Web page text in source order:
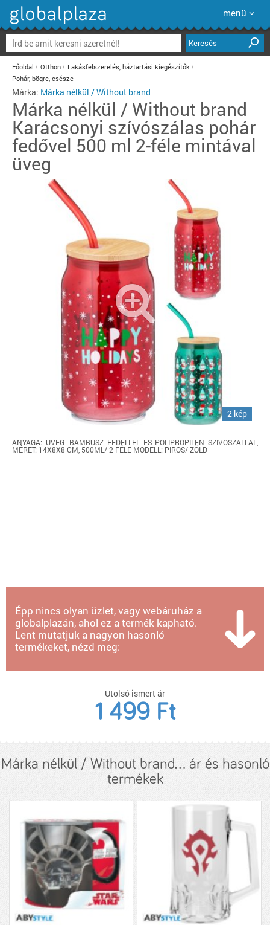
menü
Keresés
Főoldal Otthon
Lakásfelszerelés, háztartási kiegészítők
Pohár, bögre, csésze
Márka: Márka nélkül / Without brand
Márka nélkül / Without brand
Karácsonyi szívószálas pohár
fedővel 500 ml 2-féle mintával
üveg
2 kép
ANYAGA: ÜVEG- BAMBUSZ FEDÉLLEL ÉS POLIPROPILÉN SZÍVÓSZÁLLAL,
MÉRET: 14X8X8 CM, 500ML/ 2 FÉLE MODELL: PIROS/ ZÖLD
Épp nincs olyan üzlet, vagy webáruház a
globalplazán, ahol ez a termék kapható.
Lent mutatjuk a nagyon hasonló
termékeket, nézd meg:
Utolsó ismert ár
1 499 Ft
Márka nélkül / Without brand... ár és hasonló
termékek